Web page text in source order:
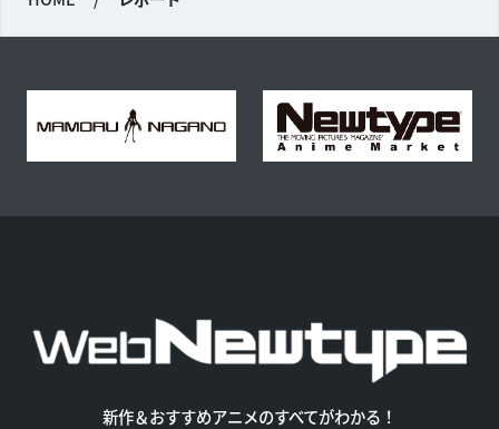
新作＆おすすめアニメのすべてがわかる！